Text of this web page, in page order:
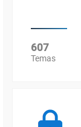
607
Temas